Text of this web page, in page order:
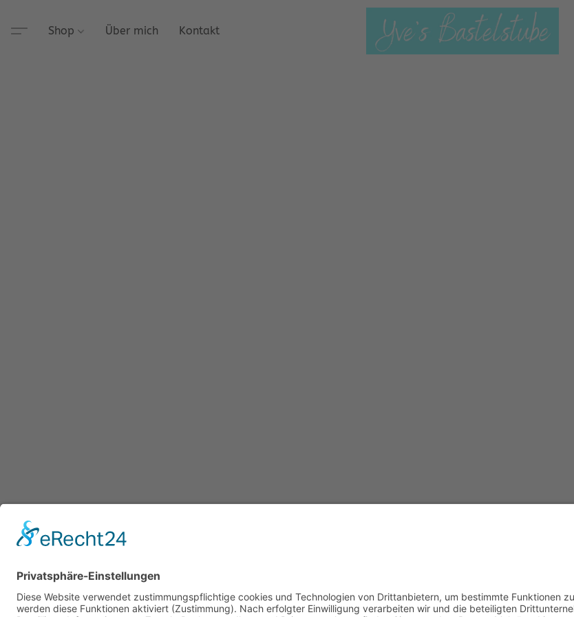
Shop Über mich Kontakt